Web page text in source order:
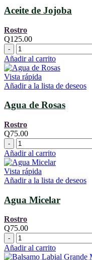
Aceite de Jojoba
Rostro
Q125.00
Aceite
de
Jojoba
cantidad
Añadir al carrito
Vista rápida
Añadir a la lista de deseos
Agua de Rosas
Rostro
Q75.00
Agua
de
Rosas
cantidad
Añadir al carrito
Vista rápida
Añadir a la lista de deseos
Agua Micelar
Rostro
Q75.00
Agua
Micelar
cantidad
Añadir al carrito